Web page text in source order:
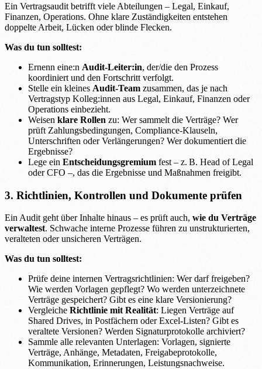
Ein Vertragsaudit betrifft viele Abteilungen – Legal, Einkauf,
Finanzen, Operations. Ohne klare Zuständigkeiten entstehen
doppelte Arbeit, Lücken oder blinde Flecken.
Was du tun solltest:
Ernenn eine:n Audit-Leiter:in, der/die den Prozess
koordiniert und den Fortschritt verfolgt.
Stelle ein kleines Audit-Team zusammen, das je nach
Vertragstyp Kolleg:innen aus Legal, Einkauf, Finanzen oder
Operations einbezieht.
Weisen klare Rollen zu: Wer sammelt die Verträge? Wer
prüft Zahlungsbedingungen, Compliance-Klauseln,
Unterschriften oder Verlängerungen? Wer dokumentiert die
Ergebnisse?
Lege ein Entscheidungsgremium fest – z. B. Head of Legal
oder CFO –, das die Ergebnisse und Maßnahmen freigibt.
3. Richtlinien, Kontrollen und Dokumente prüfen
Ein Audit geht über Inhalte hinaus – es prüft auch, wie du Verträge
verwaltest. Schwache interne Prozesse führen zu unstrukturierten,
veralteten oder unsicheren Verträgen.
Was du tun solltest:
Prüfe deine internen Vertragsrichtlinien: Wer darf freigeben?
Wie werden Vorlagen gepflegt? Wo werden unterzeichnete
Verträge gespeichert? Gibt es eine klare Versionierung?
Vergleiche Richtlinie mit Realität: Liegen Verträge auf
Shared Drives, in Postfächern oder Excel-Listen? Gibt es
veraltete Versionen? Werden Signaturprotokolle archiviert?
Sammle alle relevanten Unterlagen: Vorlagen, signierte
Verträge, Anhänge, Metadaten, Freigabeprotokolle,
Kommunikation, Erinnerungen, Leistungsnachweise.